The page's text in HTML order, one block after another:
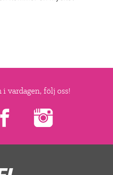
vardagen, följ oss!
Feministiskt